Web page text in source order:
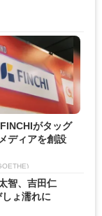
がタッグ
ディアを創設
智、吉田仁
しょ濡れに